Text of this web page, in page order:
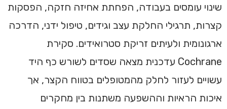
שינוי עומסים בעבודה, הפחתת אחיזה חזקה, הפסקות
קצרות, תרגילי החלקת עצב וגידים, טיפול ידני, הדרכה
ארגונומית ולעיתים זריקת סטרואידים. סקירת
Cochrane עדכנית מצאה שסדים לשורש כף היד
עשויים לעזור לחלק מהמטופלים בטווח הקצר, אך
איכות הראיות וההשפעה משתנות בין מחקרים